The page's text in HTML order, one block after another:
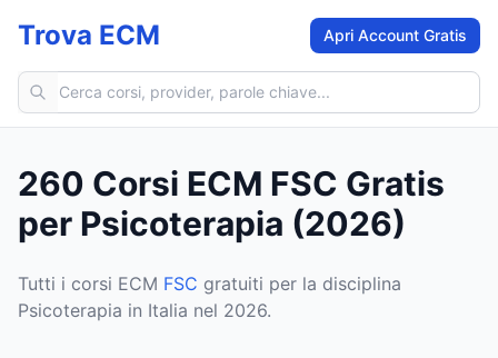
Trova ECM Apri Account Gratis
Cerca corsi ECM
260 Corsi ECM FSC Gratis
per Psicoterapia (2026)
Tutti i corsi ECM FSC gratuiti per la disciplina
Psicoterapia in Italia nel 2026.